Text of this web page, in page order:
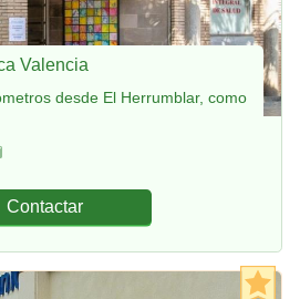
Valencia
desde El Herrumblar, como
Contactar